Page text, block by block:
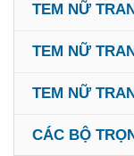
TEM NỮ
TEM NỮ
TEM NỮ
CÁC BỘ